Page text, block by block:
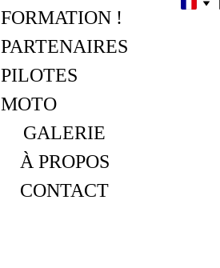
FORMATION !
PARTENAIRES
PILOTES
MOTO
GALERIE
À PROPOS
CONTACT